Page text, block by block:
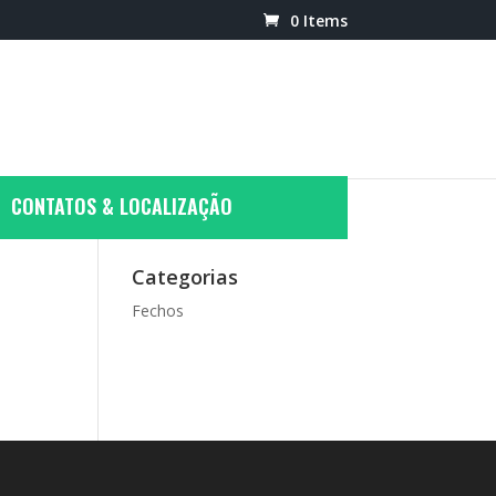
0 Items
CONTATOS & LOCALIZAÇÃO
Categorias
Fechos